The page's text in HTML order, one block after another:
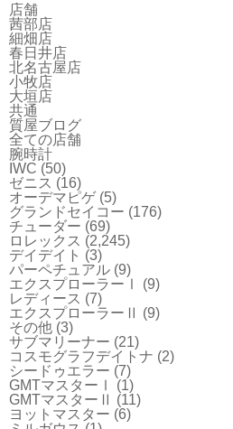
店舗
茜部店
細畑店
春日井店
北名古屋店
小牧店
大垣店
共通
質屋ブログ
全ての店舗
腕時計
IWC (50)
ゼニス (16)
オーデマピゲ(5)
グランドセイコー (176)
チューダー (69)
ロレックス (2,245)
デイデイト (3)
パーペチュアル (9)
エクスプローラーⅠ
(9)
レディース (7)
エクスプローラーⅡ (9)
その他 (3)
サブマリーナー (21)
コスモグラフデイトナ (2)
シードゥエラー (7)
GMTマスターⅠ
(1)
GMTマスターⅡ (11)
ヨットマスター (6)